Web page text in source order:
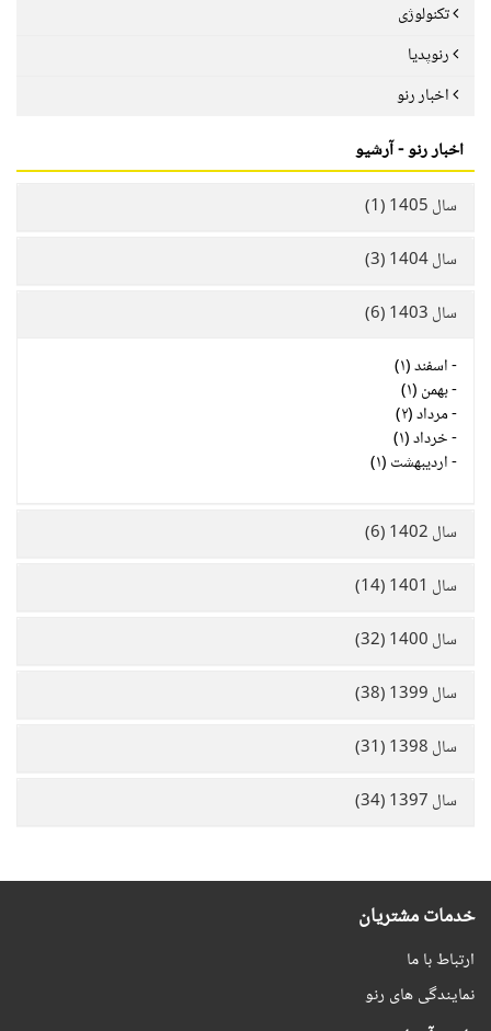
تکنولوژی
رنوپدیا
اخبار رنو
اخبار رنو - آرشیو
سال 1405 (1)
سال 1404 (3)
سال 1403 (6)
-اسفند (۱)
-بهمن (۱)
-مرداد (۲)
-خرداد (۱)
-اردیبهشت (۱)
سال 1402 (6)
سال 1401 (14)
سال 1400 (32)
سال 1399 (38)
سال 1398 (31)
سال 1397 (34)
خدمات مشتریان
ارتباط با ما
نمایندگی های رنو